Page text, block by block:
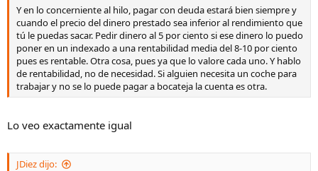
Y en lo concerniente al hilo, pagar con deuda estará bien siempre y
cuando el precio del dinero prestado sea inferior al rendimiento que
tú le puedas sacar. Pedir dinero al 5 por ciento si ese dinero lo puedo
poner en un indexado a una rentabilidad media del 8-10 por ciento
pues es rentable. Otra cosa, pues ya que lo valore cada uno. Y hablo
de rentabilidad, no de necesidad. Si alguien necesita un coche para
trabajar y no se lo puede pagar a bocateja la cuenta es otra.
Lo veo exactamente igual
JDiez dijo: